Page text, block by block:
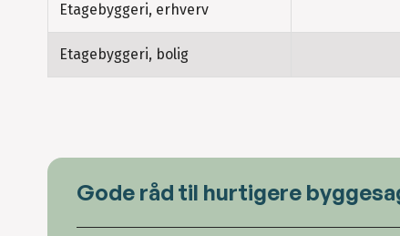
Etagebyggeri, erhverv
Etagebyggeri, bolig
Gode råd til hurtigere